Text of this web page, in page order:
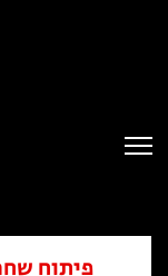
פיתוח